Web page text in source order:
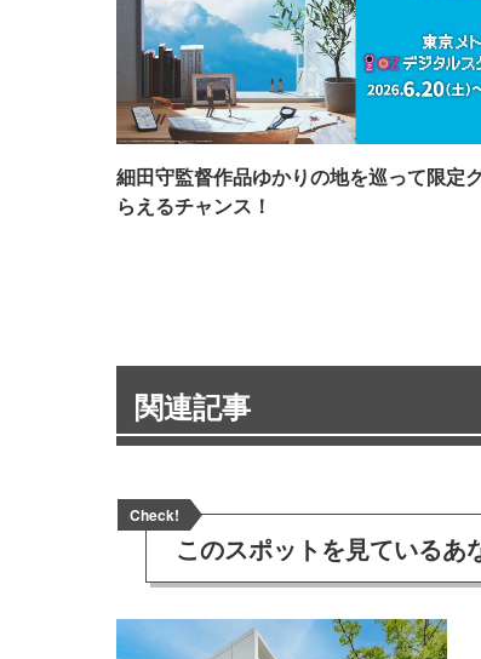
細田守監督作品ゆかりの地を巡って限定
らえるチャンス！
関連記事
Check!
このスポットを見ているあ